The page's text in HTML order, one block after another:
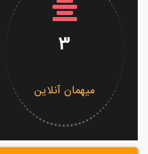
3
میهمان آنلاین